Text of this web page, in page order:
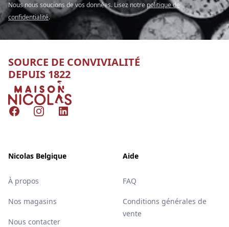
Nous nous soucions de vos données. Lisez notre politique de
confidentialité.
SOURCE DE CONVIVIALITÉ
DEPUIS 1822
Nicolas
FacebookInstagramLinkedIn
Nicolas Belgique
À propos
Nos magasins
Nous contacter
Aide
FAQ
Conditions générales de
vente